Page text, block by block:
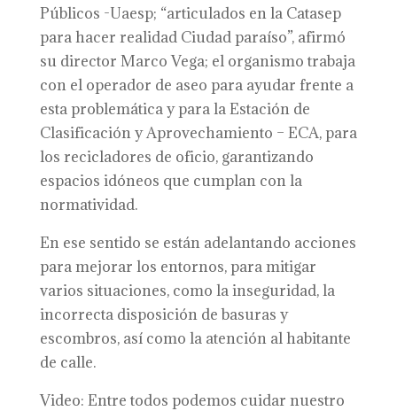
Públicos -Uaesp; “articulados en la Catasep
para hacer realidad Ciudad paraíso”, afirmó
su director Marco Vega; el organismo trabaja
con el operador de aseo para ayudar frente a
esta problemática y para la Estación de
Clasificación y Aprovechamiento – ECA, para
los recicladores de oficio, garantizando
espacios idóneos que cumplan con la
normatividad.
En ese sentido se están adelantando acciones
para mejorar los entornos, para mitigar
varios situaciones, como la inseguridad, la
incorrecta disposición de basuras y
escombros, así como la atención al habitante
de calle.
Video: Entre todos podemos cuidar nuestro